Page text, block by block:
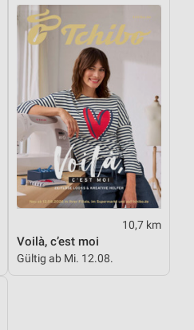
10,7 km
Voilà, c’est moi
Gültig ab Mi. 12.08.